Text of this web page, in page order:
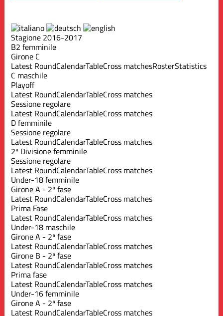
Stagione 2016-2017
B2 femminile
Girone C
Latest RoundCalendarTableCross matchesRosterStatistics
C maschile
Playoff
Latest RoundCalendarTableCross matches
Sessione regolare
Latest RoundCalendarTableCross matches
D femminile
Sessione regolare
Latest RoundCalendarTableCross matches
2ª Divisione femminile
Sessione regolare
Latest RoundCalendarTableCross matches
Under-18 femminile
Girone A - 2ª fase
Latest RoundCalendarTableCross matches
Prima Fase
Latest RoundCalendarTableCross matches
Under-18 maschile
Girone A - 2ª fase
Latest RoundCalendarTableCross matches
Girone B - 2ª fase
Latest RoundCalendarTableCross matches
Prima fase
Latest RoundCalendarTableCross matches
Under-16 femminile
Girone A - 2ª fase
Latest RoundCalendarTableCross matches